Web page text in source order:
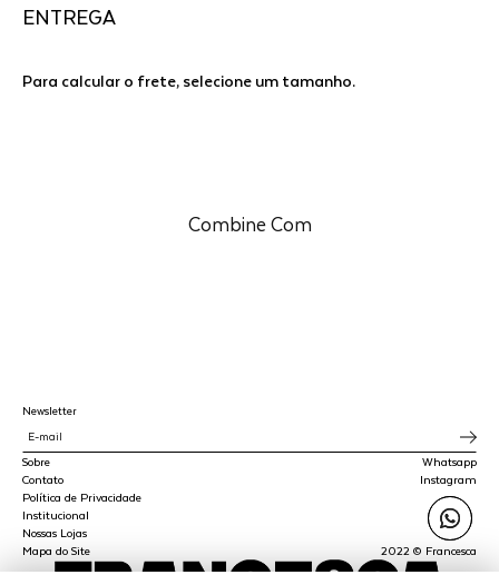
ENTREGA
Para calcular o frete, selecione um tamanho.
Combine Com
Sobre
Contato
Política de Privacidade
Institucional
Nossas Lojas
Mapa do Site
Whatsapp
Instagram
2022 © Francesca
Newsletter